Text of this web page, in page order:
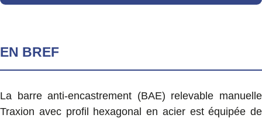
EN BREF
La barre anti-encastrement (BAE) relevable manuelle
Traxion avec profil hexagonal en acier est équipée de